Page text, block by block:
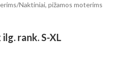
/Naktiniai, pižamos moterims
rank. S-XL